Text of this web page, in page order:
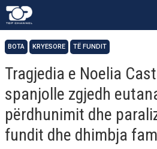
BOTA KRYESORE TË FUNDIT
Tragjedia e Noelia
spanjolle zgjedh
përdhunimit dhe
fundit dhe dhimbja